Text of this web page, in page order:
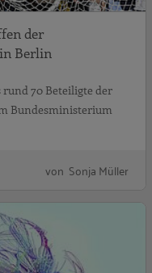
der
Berlin
rund 70 Beteiligte der
Bundesministerium
von Sonja Müller